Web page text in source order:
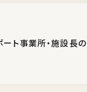
ト事業所・施設長の